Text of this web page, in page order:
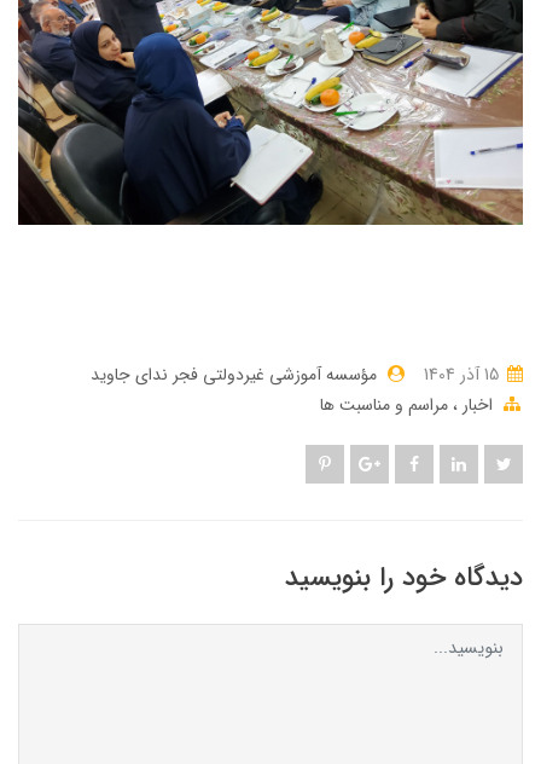
مؤسسه آموزشی غیردولتی فجر ندای جاوید
اخبار مراسم و مناسبت ها
دیدگاه خود را بنویسید